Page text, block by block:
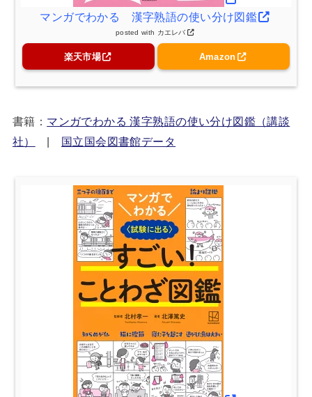
マンガでわかる 漢字熟語の使い分け図鑑
posted with カエレバ
楽天市場 Amazon
書籍： マンガでわかる 漢字熟語の使い分け図鑑（講談
社）
| 国立国会図書館データ